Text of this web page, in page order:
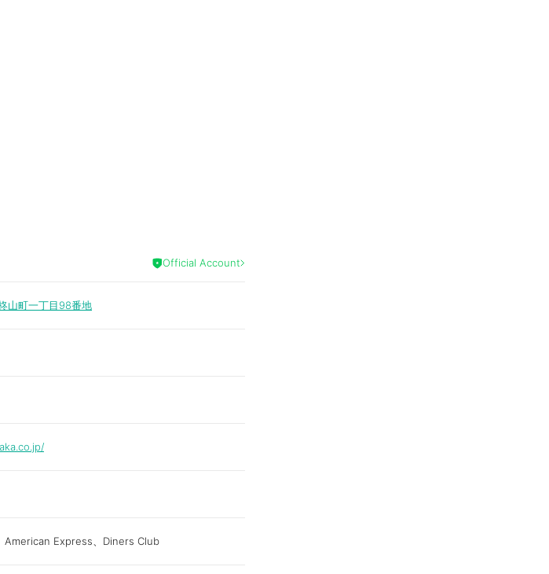
Official Account
山町一丁目98番地
American Express、Diners Club